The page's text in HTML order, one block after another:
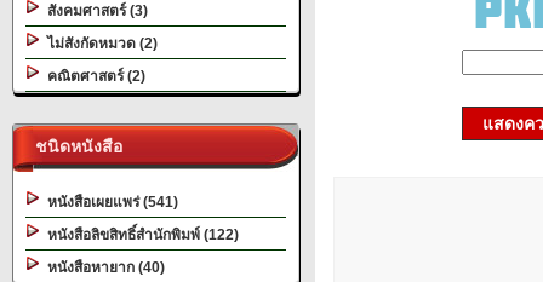
สังคมศาสตร์ (3)
ไม่สังกัดหมวด (2)
คณิตศาสตร์ (2)
ชนิดหนังสือ
หนังสือเผยแพร่ (541)
หนังสือลิขสิทธิ์สำนักพิมพ์ (122)
หนังสือหายาก (40)
แสดงค